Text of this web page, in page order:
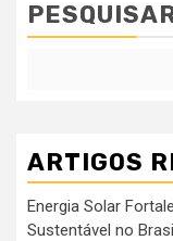
ARTIGOS
Energia Solar
Sustentável no